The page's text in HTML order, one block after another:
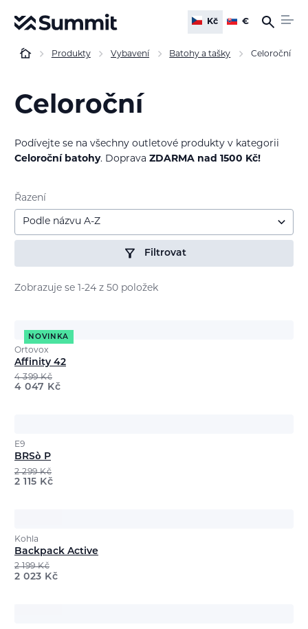
Kč €
Produkty Vybavení Batohy a tašky Celoroční
Celoroční
Podívejte se na všechny outletové produkty v kategorii
Celoroční batohy. Doprava ZDARMA nad 1500 Kč!
Řazení
Podle názvu A-Z
Filtrovat
Zobrazuje se 1-24 z 50 položek
NOVINKA
Ortovox
Affinity 42
4 399Kč
4 047 Kč
E9
BRSò P
2 299Kč
2 115 Kč
Kohla
Backpack Active
2 199Kč
2 023 Kč